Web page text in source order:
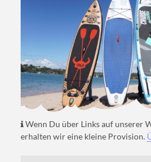
Wenn Du über Links auf unserer
erhalten wir eine kleine Provision.